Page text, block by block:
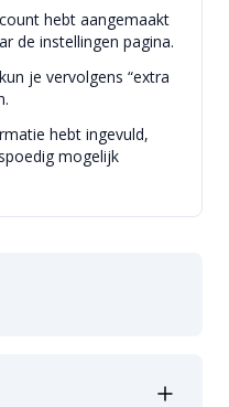
hebt aangemaakt
de instellingen pagina.
je vervolgens “extra
hebt ingevuld,
mogelijk